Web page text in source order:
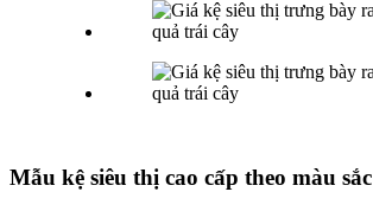
Mẫu kệ siêu thị cao cấp theo màu sắc